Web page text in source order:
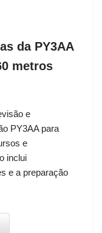
da PY3AA
metros
e
PY3AA para
e
inclui
e a preparação